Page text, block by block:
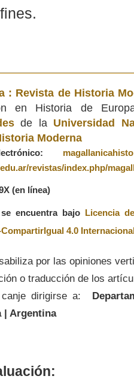
: Revista de Historia
en Historia de
de la Universidad
Moderna
revistas/index.php/
(en línea)
se encuentra bajo
Licencia
4.0
por las opiniones
o traducción de los
dirigirse a:
| Argentina